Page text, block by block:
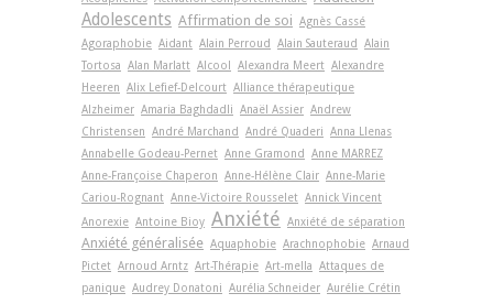
Adolescents Affirmation de soi Agnès Cassé
Agoraphobie Aidant Alain Perroud Alain Sauteraud
Alain
Tortosa Alan Marlatt Alcool Alexandra Meert Alexandre
Heeren Alix Lefief-Delcourt Alliance thérapeutique
Alzheimer Amaria Baghdadli Anaël Assier Andrew
Christensen André Marchand André Quaderi Anna Llenas
Annabelle Godeau-Pernet Anne Gramond
Anne MARREZ
Anne-Françoise Chaperon Anne-Hélène Clair Anne-Marie
Cariou-Rognant Anne-Victoire Rousselet Annick Vincent
Anorexie Antoine Bioy Anxiété Anxiété de séparation
Anxiété généralisée Aquaphobie Arachnophobie Arnaud
Pictet Arnoud Arntz Art-Thérapie Art-­mella Attaques de
panique Audrey Donatoni Aurélia Schneider Aurélie Crétin